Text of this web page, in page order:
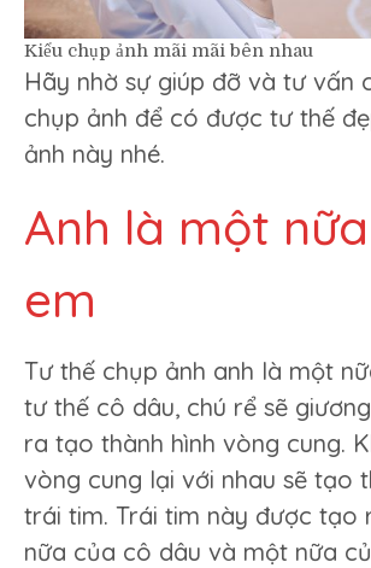
Kiểu chụp ảnh mãi mãi bên nhau
Hãy nhờ sự giúp đỡ và tư vấn
chụp ảnh để có được tư thế
ảnh này nhé.
Anh là một
em
Tư thế chụp ảnh anh là một
tư thế cô dâu, chú rể sẽ
ra tạo thành hình vòng cung.
vòng cung lại với nhau sẽ tạo
trái tim. Trái tim này được tạo
nữa của cô dâu và một nữa